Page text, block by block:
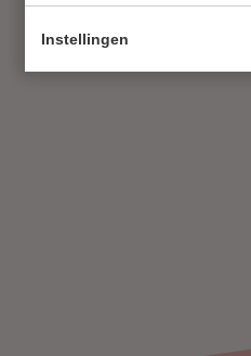
Instellingen
Aubergine